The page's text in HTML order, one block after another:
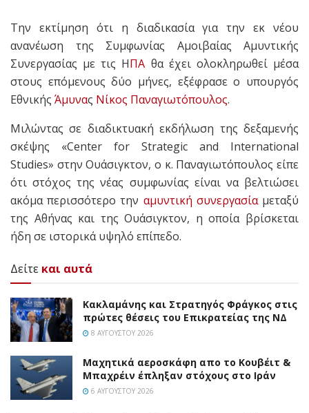
Την εκτίμηση ότι η διαδικασία για την εκ νέου
ανανέωση της Συμφωνίας Αμοιβαίας Αμυντικής
Συνεργασίας με τις ΗΠΑ θα έχει ολοκληρωθεί μέσα
στους επόμενους δύο μήνες, εξέφρασε ο υπουργός
Εθνικής Άμυνας Νίκος Παναγιωτόπουλος.
Μιλώντας σε διαδικτυακή εκδήλωση της δεξαμενής
σκέψης «Center for Strategic and International
Studies» στην Ουάσιγκτον, ο κ. Παναγιωτόπουλος είπε
ότι στόχος της νέας συμφωνίας είναι να βελτιώσει
ακόμα περισσότερο την αμυντική συνεργασίαμεταξύ
της Αθήνας και της Ουάσιγκτον, η οποία βρίσκεται
ήδη σε ιστορικά υψηλό επίπεδο.
Δείτε και αυτά
Κακλαμάνης και Στρατηγός Φράγκος στις
πρώτες θέσεις του Επικρατείας της ΝΔ
8 ΑΥΓΟΎΣΤΟΥ 2026
Mαχητικά αεροσκάφη απο το Κουβέιτ &
Μπαχρέιν έπληξαν στόχους στο Ιράν
6 ΑΥΓΟΎΣΤΟΥ 2026